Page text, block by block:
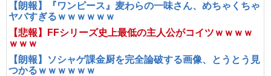
【朗報】『ワンピース』麦わらの一味さん、めちゃくちゃ
ヤバすぎるｗｗｗｗｗｗ
【悲報】FFシリーズ史上最低の主人公がコイツｗｗｗｗ
ｗｗｗ
【朗報】ソシャゲ課金厨を完全論破する画像、とうとう見
つかるｗｗｗｗｗｗ